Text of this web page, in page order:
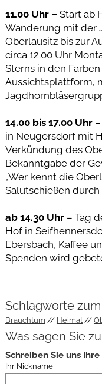
11.00 Uhr –Start ab
Wanderung mit der
Oberlausitz bis zur
circa 12.00 Uhr
Sterns in den
Aussichtsplattform,
14.00 bis 17.00 Uhr
in Neugersdorf mit
Verkündung des
Bekanntgabe der
„Wer kennt die
Salutschießen
ab 14.30 Uhr– Tag
Hof in
Ebersbach, Kaffee
Spenden wird
Schlagworte
Brauchtum Heimat
Was sagen Sie
Schreiben Sie uns
Ihr Nickname